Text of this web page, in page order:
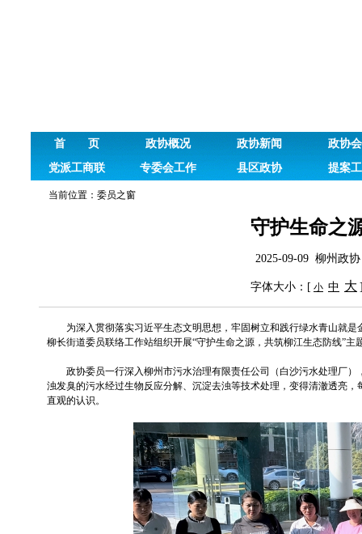
首 页 政协概况 政协新闻
政协
党派工商联
专委会工作 县区政协 提案
当前位置： 委员之窗
守护生命之
2025-09-09 柳州政
字体大小：[ 小 中 大
为深入贯彻落实习近平生态文明思想，牢固树立和践行绿水青山就
柳长街道委员联络工作站组织开展“守护生命之源，共筑柳江生态防线”主
政协委员一行深入柳州市污水治理有限责任公司（白沙污水处理厂
浊发臭的污水经过生物反应分解、沉淀去浊等技术处理，变得清澈透亮
直观的认识。